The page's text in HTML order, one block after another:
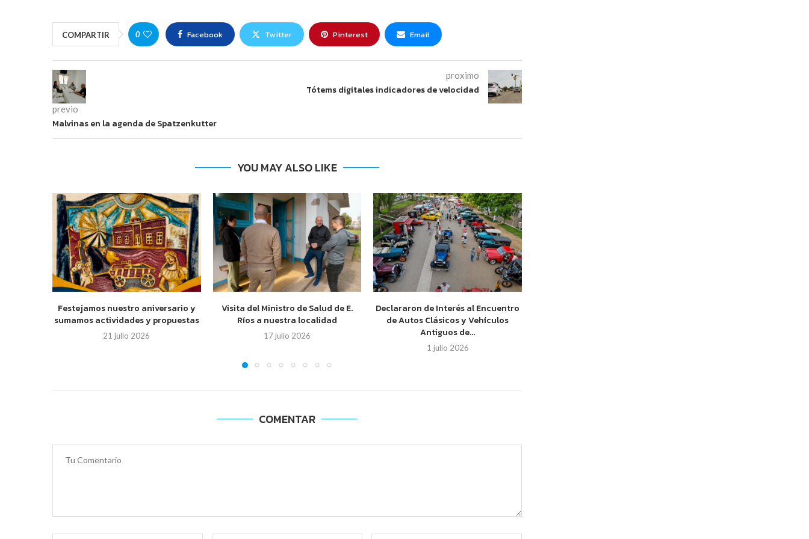
COMPARTIR 0 Facebook Twitter Pinterest Email
previo
Malvinas en la agenda de Spatzenkutter
proximo
Tótems digitales indicadores de velocidad
YOU MAY ALSO LIKE
Festejamos nuestro aniversario y
sumamos actividades y propuestas
21 julio 2026
Visita del Ministro de Salud de E.
Ríos a nuestra localidad
17 julio 2026
Declararon de Interés al Encuentro
de Autos Clásicos y Vehículos
Antiguos de...
1 julio 2026
COMENTAR